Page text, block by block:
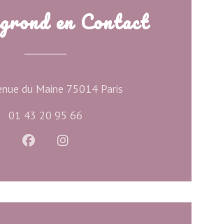
en Contact
du Maine 75014 Paris
01 43 20 95 66
Facebook ((opent in een nieuw
Instagram ((opent in een